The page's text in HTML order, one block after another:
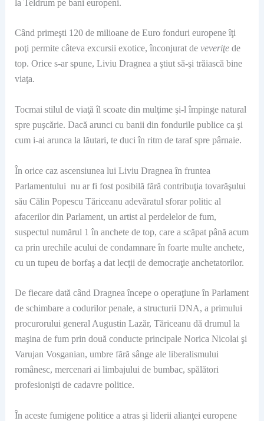
la Teldrum pe bani europeni.
Când primeşti 120 de milioane de Euro fonduri europene îţi
poţi permite câteva excursii exotice, înconjurat de veveriţede
top. Orice s-ar spune, Liviu Dragnea a ştiut să-şi trăiască bine
viaţa.
Tocmai stilul de viaţă îl scoate din mulţime şi-l împinge natural
spre puşcărie. Dacă arunci cu banii din fondurile publice ca şi
cum i-ai arunca la lăutari, te duci în ritm de taraf spre pârnaie.
În orice caz ascensiunea lui Liviu Dragnea în fruntea
Parlamentului nu ar fi fost posibilă fără contribuţia tovarăşului
său Călin Popescu Tăriceanu adevăratul sforar politic al
afacerilor din Parlament, un artist al perdelelor de fum,
suspectul numărul 1 în anchete de top, care a scăpat până acum
ca prin urechile acului de condamnare în foarte multe anchete,
cu un tupeu de borfaş a dat lecţii de democraţie anchetatorilor.
De fiecare dată când Dragnea începe o operaţiune în Parlament
de schimbare a codurilor penale, a structurii DNA, a primului
procurorului general Augustin Lazăr, Tăriceanu dă drumul la
maşina de fum prin două conducte principale Norica Nicolai şi
Varujan Vosganian, umbre fără sânge ale liberalismului
românesc, mercenari ai limbajului de bumbac, spălători
profesionişti de cadavre politice.
În aceste fumigene politice a atras şi liderii alianţei europene